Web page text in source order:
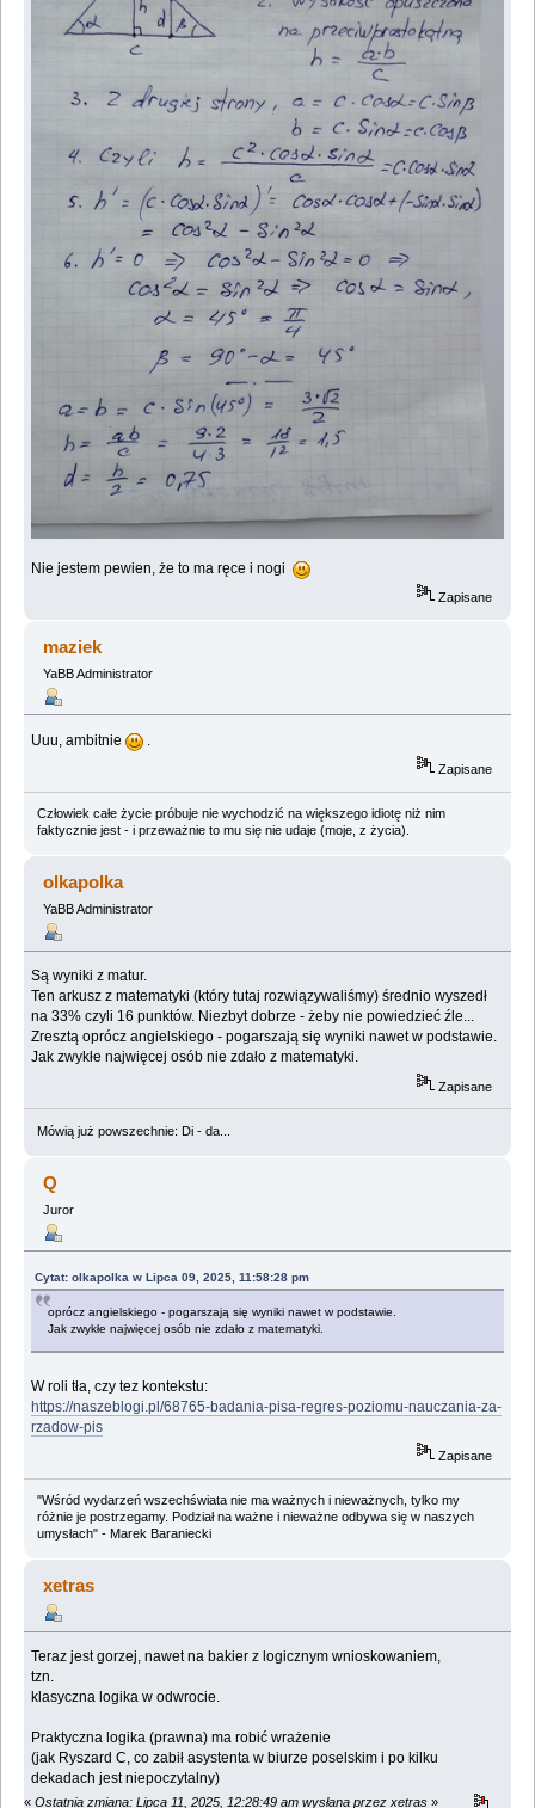
Nie jestem pewien, że to ma ręce i nogi
Zapisane
maziek
YaBB Administrator
Uuu, ambitnie .
Zapisane
Człowiek całe życie próbuje nie wychodzić na większego idiotę niż nim
faktycznie jest - i przeważnie to mu się nie udaje (moje, z życia).
olkapolka
YaBB Administrator
Są wyniki z matur.
Ten arkusz z matematyki (który tutaj rozwiązywaliśmy) średnio wyszedł
na 33% czyli 16 punktów. Niezbyt dobrze - żeby nie powiedzieć źle...
Zresztą oprócz angielskiego - pogarszają się wyniki nawet w podstawie.
Jak zwykłe najwięcej osób nie zdało z matematyki.
Zapisane
Mówią już powszechnie: Di - da...
Q
Juror
Cytat: olkapolka w Lipca 09, 2025, 11:58:28 pm
oprócz angielskiego - pogarszają się wyniki nawet w podstawie.
Jak zwykłe najwięcej osób nie zdało z matematyki.
W roli tła, czy tez kontekstu:
https://naszeblogi.pl/68765-badania-pisa-regres-poziomu-nauczania-za-
rzadow-pis
Zapisane
"Wśród wydarzeń wszechświata nie ma ważnych i nieważnych, tylko my
różnie je postrzegamy. Podział na ważne i nieważne odbywa się w naszych
umysłach" - Marek Baraniecki
xetras
Teraz jest gorzej, nawet na bakier z logicznym wnioskowaniem,
tzn.
klasyczna logika w odwrocie.
Praktyczna logika (prawna) ma robić wrażenie
(jak Ryszard C, co zabił asystenta w biurze poselskim i po kilku
dekadach jest niepoczytalny)
« Ostatnia zmiana: Lipca 11, 2025, 12:28:49 am wysłana przez xetras »